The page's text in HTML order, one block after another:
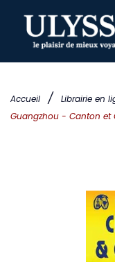
Accueil / Librairie en
Guangzhou - Canton et